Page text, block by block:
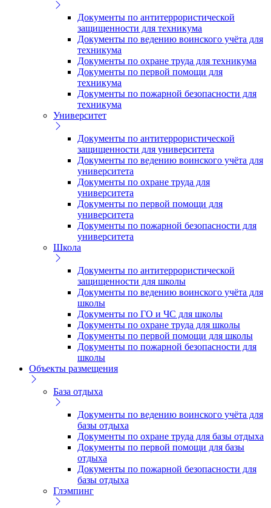
Документы по антитеррористической
защищенности для техникума
Документы по ведению воинского учёта для
техникума
Документы по охране труда для техникума
Документы по первой помощи для
техникума
Документы по пожарной безопасности для
техникума
Университет
Документы по антитеррористической
защищенности для университета
Документы по ведению воинского учёта для
университета
Документы по охране труда для
университета
Документы по первой помощи для
университета
Документы по пожарной безопасности для
университета
Школа
Документы по антитеррористической
защищенности для школы
Документы по ведению воинского учёта для
школы
Документы по ГО и ЧС для школы
Документы по охране труда для школы
Документы по первой помощи для школы
Документы по пожарной безопасности для
школы
Объекты размещения
База отдыха
Документы по ведению воинского учёта для
базы отдыха
Документы по охране труда для базы отдыха
Документы по первой помощи для базы
отдыха
Документы по пожарной безопасности для
базы отдыха
Глэмпинг